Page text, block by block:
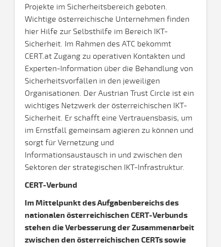
Projekte im Sicherheitsbereich geboten.
Wichtige österreichische Unternehmen finden
hier Hilfe zur Selbsthilfe im Bereich IKT-
Sicherheit. Im Rahmen des ATC bekommt
CERT.at Zugang zu operativen Kontakten und
Experten-Information über die Behandlung von
Sicherheitsvorfällen in den jeweiligen
Organisationen. Der Austrian Trust Circle ist ein
wichtiges Netzwerk der österreichischen IKT-
Sicherheit. Er schafft eine Vertrauensbasis, um
im Ernstfall gemeinsam agieren zu können und
sorgt für Vernetzung und
Informationsaustausch in und zwischen den
Sektoren der strategischen IKT-Infrastruktur.
CERT-Verbund
Im Mittelpunkt des Aufgabenbereichs des
nationalen österreichischen CERT-Verbunds
stehen die Verbesserung der Zusammenarbeit
zwischen den österreichischen CERTs sowie